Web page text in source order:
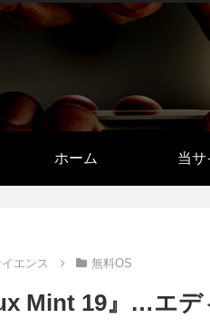
ホーム 当サ
イエンス 無料OS
Mint 19』…エデ